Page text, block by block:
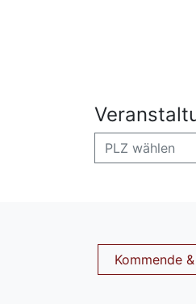
PLZ wählen
Kommende